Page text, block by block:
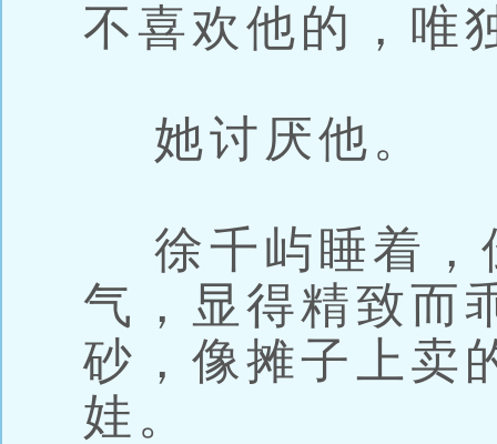
不喜欢他的，唯
她讨厌他。
徐千屿睡着，
气，显得精致而
砂，像摊子上卖
娃。